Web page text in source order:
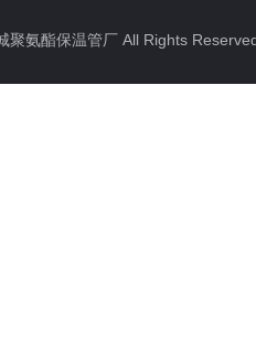
聚氨酯保温管厂 All Rights